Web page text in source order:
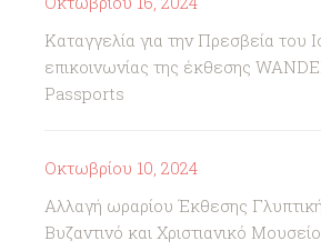
Καταγγελία για την Πρεσβεία του
επικοινωνίας της έκθεσης
Passports
Οκτωβρίου 10, 2024
Αλλαγή ωραρίου Έκθεσης
Βυζαντινό και Χριστιανικό Μουσείο